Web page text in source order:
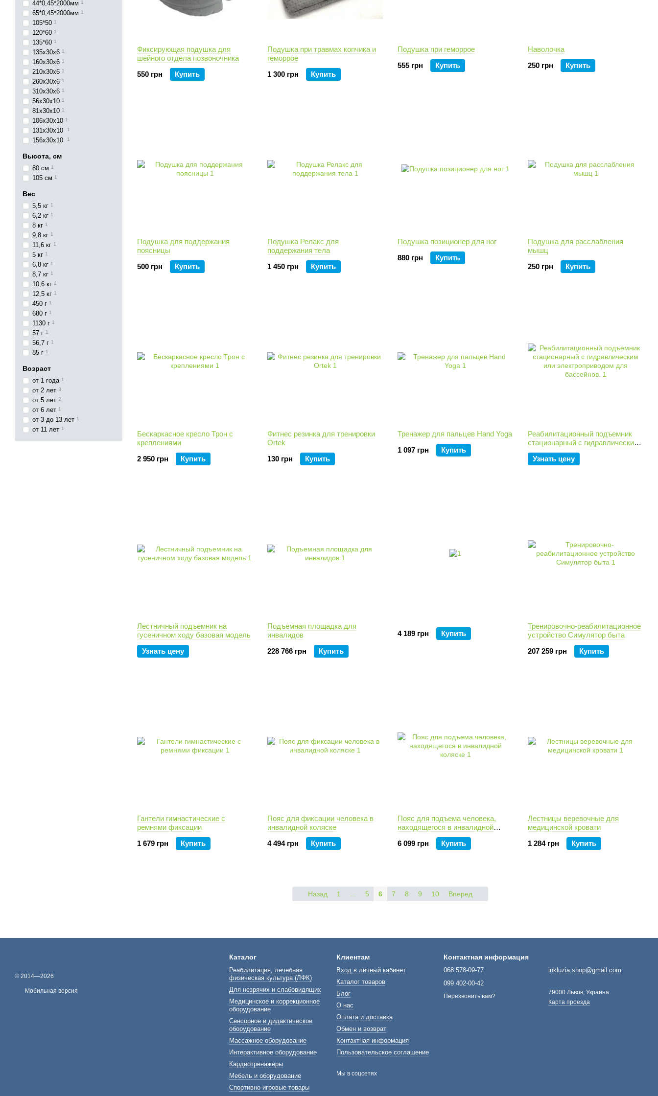
Фиксирующая подушка для
шейного отдела позвоночника
550 грн
Купить
Подушка при травмах копчика и
геморрое
1 300 грн
Купить
Подушка при геморрое
555 грн
Купить
Наволочка
250 грн
Купить
Подушка для поддержания
поясницы
500 грн
Купить
Подушка Релакс для
поддержания тела
1 450 грн
Купить
Подушка позиционер для ног
880 грн
Купить
Подушка для расслабления
мышц
250 грн
Купить
Бескаркасное кресло Трон с
креплениями
2 950 грн
Купить
Фитнес резинка для тренировки
Ortek
130 грн
Купить
Тренажер для пальцев Hand Yoga
1 097 грн
Купить
Реабилитационный подъемник
стационарный с гидравлическим
или электроприводом для
бассейнов.
Узнать цену
Лестничный подъемник на
гусеничном ходу базовая модель
Узнать цену
Подъемная площадка для
инвалидов
228 766 грн
Купить
4 189 грн Купить
Тренировочно-реабилитационное
устройство Симулятор быта
207 259 грн
Купить
Гантели гимнастические с
ремнями фиксации
1 679 грн
Купить
Пояс для фиксации человека в
инвалидной коляске
4 494 грн
Купить
Пояс для подъема человека,
находящегося в инвалидной
6 099 грн
Купить
Лестницы веревочные для
медицинской кровати
1 284 грн
Купить
Назад 1 5 6 7 8 9 10 Вперед
44*0,45*2000мм 1
65*0,45*2000мм 1
105*50 1
120*60 1
135*60 1
135x30x6 1
160x30x6 1
210x30x6 1
260x30x6 1
310x30x6 1
56x30x10 1
81x30x10 1
106x30x10 1
131x30x10 1
156x30x10 1
Высота, см
80 см 1
105 см 1
Вес
5,5 кг 1
6,2 кг 1
8 кг 1
9,8 кг 1
11,6 кг 1
5 кг 1
6,8 кг 1
8,7 кг 1
10,6 кг 1
12,5 кг 1
450 г 1
680 г 1
1130 г 1
57 г 1
56,7 г 1
85 г 1
Возраст
от 1 года 1
от 2 лет 3
от 5 лет 2
от 6 лет 1
от 3 до 13 лет 1
от 11 лет 1
© 2014—2026
Мобильная версия
Каталог
Реабилитация, лечебная
физическая культура (ЛФК)
Для незрячих и слабовидящих
Медицинское и коррекционное
оборудование
Сенсорное и дидактическое
оборудование
Массажное оборудование
Интерактивное оборудование
Кардиотренажеры
Мебель и оборудование
Спортивно-игровые товары
Клиентам
Вход в личный кабинет
Каталог товаров
Блог
О нас
Оплата и доставка
Обмен и возврат
Контактная информация
Пользовательское соглашение
Мы в соцсетях
Контактная информация
068 578-09-77
099 402-00-42
Перезвонить вам?
inkluzia.shop@gmail.com
79000 Львов, Украина
Карта проезда